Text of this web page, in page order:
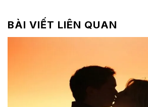
BÀI VIẾT LIÊN QUAN